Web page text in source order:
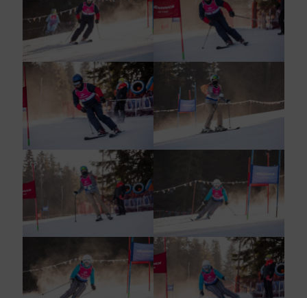
NAPISALI O NAS
GALERIA
NASI BENEFICJENCI
SULEJMAN
WYDARZENIA
KONTAKT
REJESTRACJA